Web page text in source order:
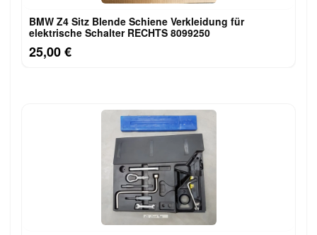
BMW Z4 Sitz Blende Schiene Verkleidung für
elektrische Schalter RECHTS 8099250
25,00 €